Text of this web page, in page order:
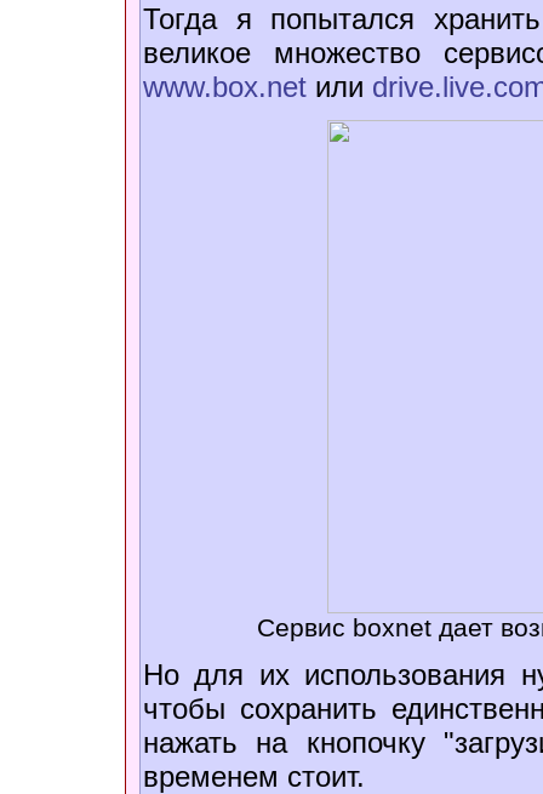
Тогда я попытался
великое множество
www.box.net или
Сервис boxnet дает
Но для их использования
чтобы сохранить
нажать на кнопочку
временем стоит.